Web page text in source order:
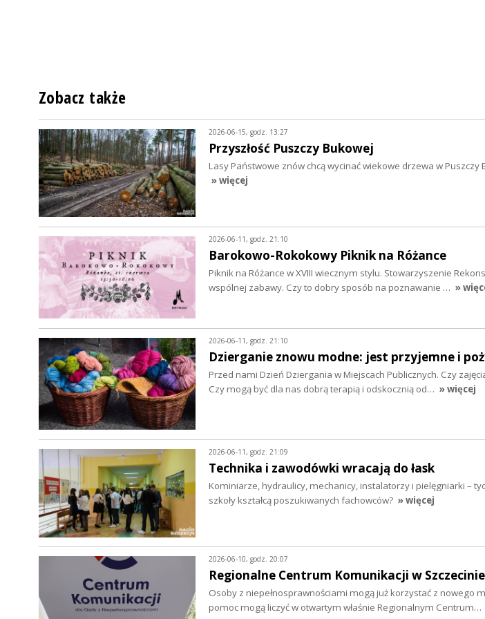
Zobacz także
2026-06-15, godz. 13:27
Przyszłość Puszczy Bukowej
Lasy Państwowe znów chcą wycinać wiekowe drzewa w Puszczy
» więcej
2026-06-11, godz. 21:10
Barokowo-Rokokowy Piknik na Różance
Piknik na Różance w XVIII wiecznym stylu. Stowarzyszenie
wspólnej zabawy. Czy to dobry sposób na poznawanie … »
2026-06-11, godz. 21:10
Dzierganie znowu modne: jest przyjemne i
Przed nami Dzień Dziergania w Miejscach Publicznych. Czy
Czy mogą być dla nas dobrą terapią i odskocznią od… » więcej
2026-06-11, godz. 21:09
Technika i zawodówki wracają do łask
Kominiarze, hydraulicy, mechanicy, instalatorzy i pielęgniarki –
szkoły kształcą poszukiwanych fachowców? » więcej
2026-06-10, godz. 20:07
Regionalne Centrum Komunikacji w
Osoby z niepełnosprawnościami mogą już korzystać z nowego
pomoc mogą liczyć w otwartym właśnie Regionalnym Centrum…